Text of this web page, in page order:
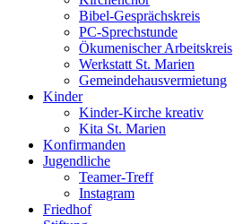
Bibel-Gesprächskreis
PC-Sprechstunde
Ökumenischer Arbeitskreis
Werkstatt St. Marien
Gemeindehausvermietung
Kinder
Kinder-Kirche kreativ
Kita St. Marien
Konfirmanden
Jugendliche
Teamer-Treff
Instagram
Friedhof